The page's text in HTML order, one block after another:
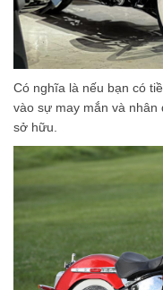
Có nghĩa là nếu bạn có
vào sự may mắn và
sở hữu.